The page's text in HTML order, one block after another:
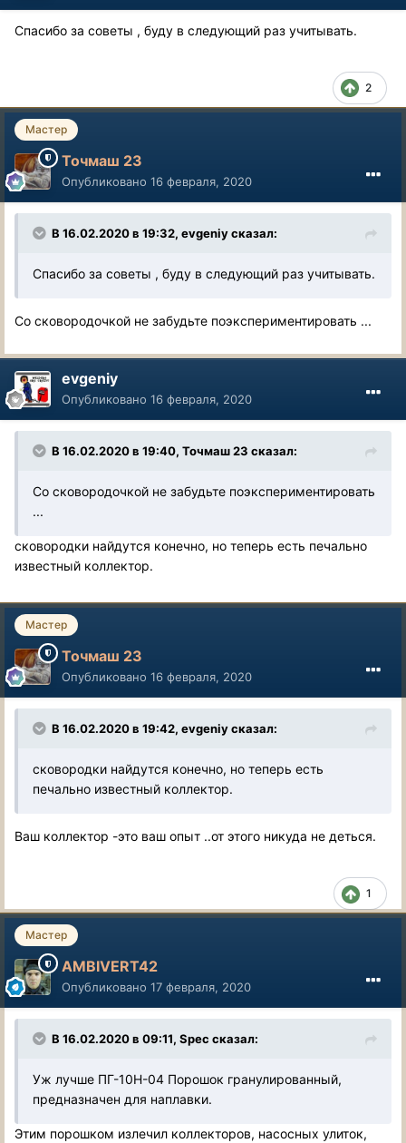
Спасибо за советы , буду в следующий раз учитывать.
2
Мастер
Точмаш 23
Опубликовано 16 февраля, 2020
В 16.02.2020 в 19:32, evgeniy сказал:
Спасибо за советы , буду в следующий раз учитывать.
Со сковородочкой не забудьте поэкспериментировать ...
evgeniy
Опубликовано 16 февраля, 2020
В 16.02.2020 в 19:40, Точмаш 23 сказал:
Со сковородочкой не забудьте поэкспериментировать
...
сковородки найдутся конечно, но теперь есть печально
известный коллектор.
Мастер
Точмаш 23
Опубликовано 16 февраля, 2020
В 16.02.2020 в 19:42, evgeniy сказал:
сковородки найдутся конечно, но теперь есть
печально известный коллектор.
Ваш коллектор -это ваш опыт ..от этого никуда не деться.
1
Мастер
AMBIVERT42
Опубликовано 17 февраля, 2020
В 16.02.2020 в 09:11, Spec сказал:
Уж лучше ПГ-10Н-04 Порошок гранулированный,
предназначен для наплавки.
Этим порошком излечил коллекторов, насосных улиток,